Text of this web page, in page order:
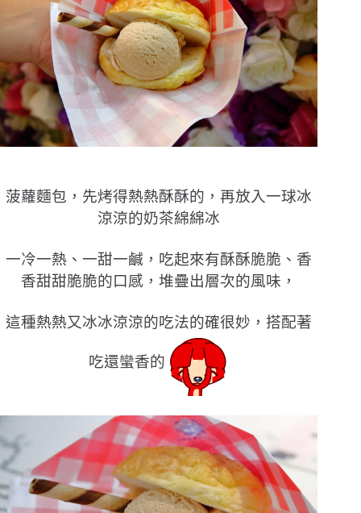
菠蘿麵包，先烤得熱熱酥酥的，再放入一球冰
涼涼的奶茶綿綿冰
一冷一熱、一甜一鹹，吃起來有酥酥脆脆、香
香甜甜脆脆的口感，堆疊出層次的風味，
這種熱熱又冰冰涼涼的吃法的確很妙，搭配著
吃還蠻香的